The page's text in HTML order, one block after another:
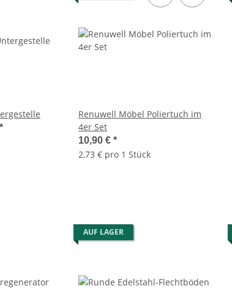
*
Renuwell Möbel Poliertuch im
4er Set
10,90 € *
2,73 € pro 1 Stück
AUF LAGER